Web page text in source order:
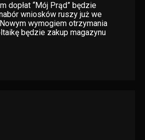
dopłat “Mój Prąd” będzie
wniosków ruszy już we
wymogiem otrzymania
będzie zakup magazynu